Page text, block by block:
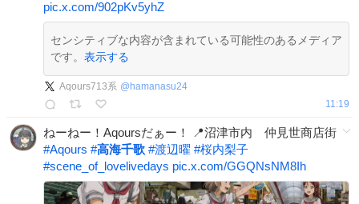
pic.x.com/902pKv5yhZ
センシティブな内容が含まれている可能性のあるメディア
です。 表示する
Aqours713系 @ hamanasu24
11:19
ねーねー！Aqoursだぁー！ 📍沼津市内 仲見世商店街
#Aqours #高海千歌 #渡辺曜 #桜内梨子
#scene_of_lovelivedays pic.x.com/GGQNsNM8Ih